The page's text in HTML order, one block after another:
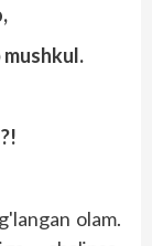
mushkul.
olam.